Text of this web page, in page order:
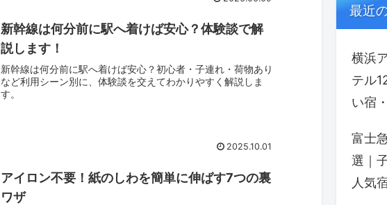
新幹線は何分前に駅へ着けば安心？体験談で解
説します！
新幹線は何分前に駅へ着けば安心？初心者・子連れ・荷物あり
など利用シーン別に、体験談を交えてわかりやすく解説しま
す。
2025.10.01
アイロン不要！紙のしわを簡単に伸ばす7つの裏
ワザ
最近
横浜
テル
い宿
富士
選｜
人気